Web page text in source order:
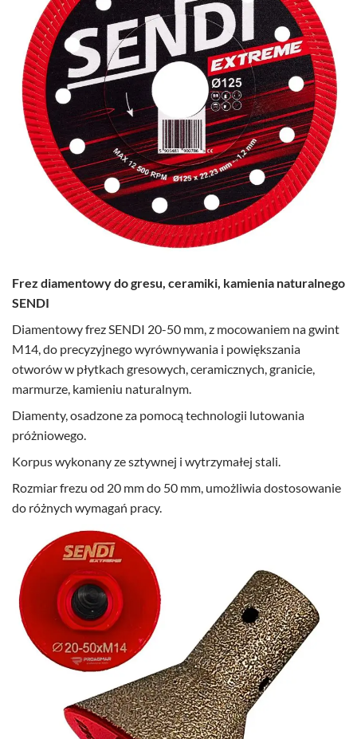
Frez diamentowy do gresu, ceramiki, kamienia naturalnego
SENDI
Diamentowy frez SENDI 20-50 mm, z mocowaniem na gwint
M14, do precyzyjnego wyrównywania i powiększania
otworów w płytkach gresowych, ceramicznych, granicie,
marmurze, kamieniu naturalnym.
Diamenty, osadzone za pomocą technologii lutowania
próżniowego.
Korpus wykonany ze sztywnej i wytrzymałej stali.
Rozmiar frezu od 20 mm do 50 mm, umożliwia dostosowanie
do różnych wymagań pracy.